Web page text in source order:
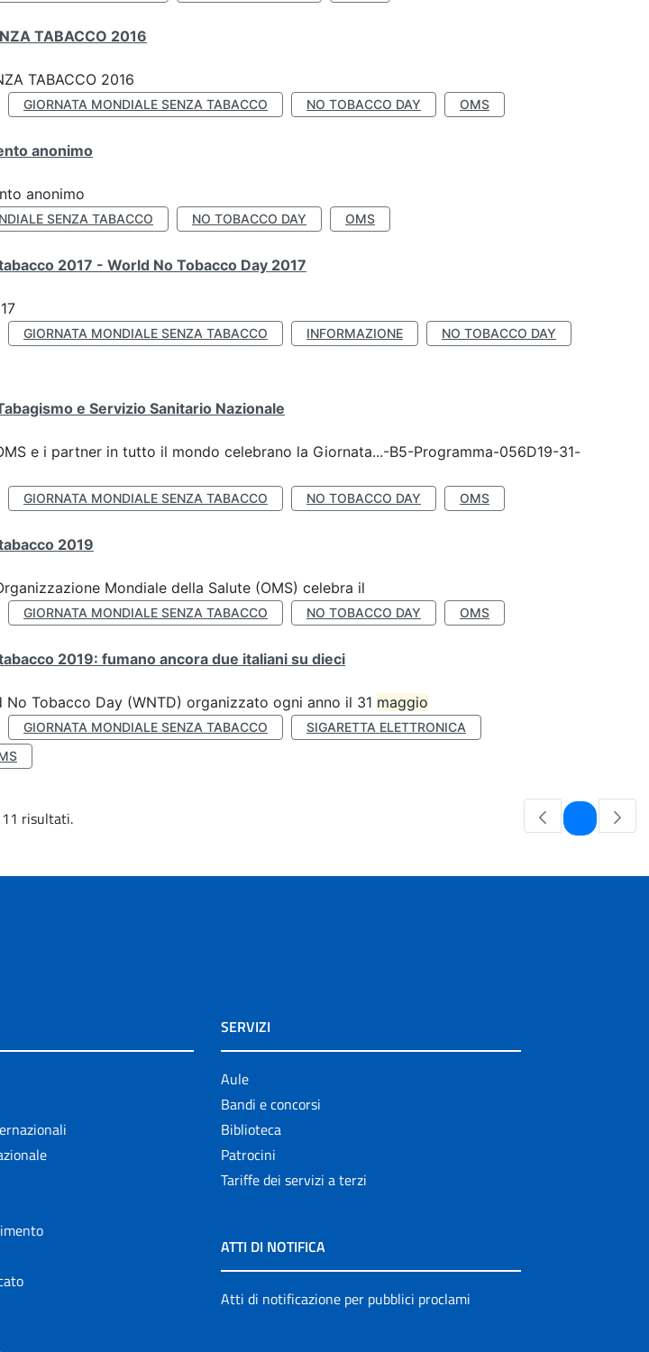
TABACCO 2016
TABACCO 2016
GIORNATA MONDIALE SENZA TABACCO NO TOBACCO DAY OMS
anonimo
anonimo
SENZA TABACCO NO TOBACCO DAY OMS
2017 - World No Tobacco Day 2017
GIORNATA MONDIALE SENZA TABACCO INFORMAZIONE
NO TOBACCO DAY
e Servizio Sanitario Nazionale
e i partner in tutto il mondo celebrano la Giornata...-B5-Programma-056D19-31-
GIORNATA MONDIALE SENZA TABACCO NO TOBACCO DAY OMS
2019
Mondiale della Salute (OMS) celebra il
GIORNATA MONDIALE SENZA TABACCO NO TOBACCO DAY OMS
2019: fumano ancora due italiani su dieci
No Tobacco Day (WNTD) organizzato ogni anno il 31 maggio
GIORNATA MONDIALE SENZA TABACCO
SIGARETTA ELETTRONICA
risultati. Pagina
SERVIZI
Aule
Bandi e concorsi
Biblioteca
Patrocini
Tariffe dei servizi a terzi
ATTI DI NOTIFICA
Atti di notificazione per pubblici proclami